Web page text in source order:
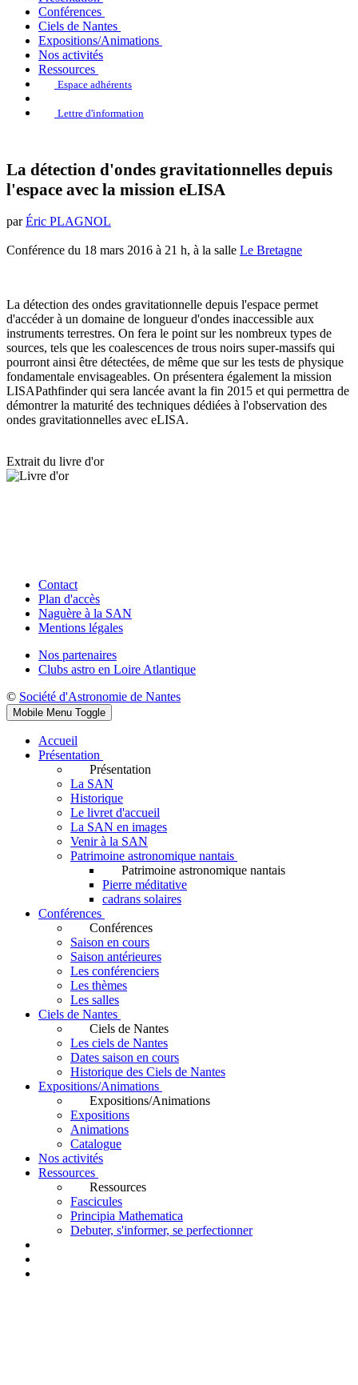
Conférences
Ciels de Nantes
Expositions/Animations
Nos activités
Ressources
Espace adhérents
Lettre d'information
La détection d'ondes gravitationnelles depuis
l'espace avec la mission eLISA
parÉric PLAGNOL
Conférence du 18 mars 2016 à 21 h, à la salle Le Bretagne
La détection des ondes gravitationnelle depuis l'espace permet
d'accéder à un domaine de longueur d'ondes inaccessible aux
instruments terrestres. On fera le point sur les nombreux types de
sources, tels que les coalescences de trous noirs super-massifs qui
pourront ainsi être détectées, de même que sur les tests de physique
fondamentale envisageables. On présentera également la mission
LISAPathfinder qui sera lancée avant la fin 2015 et qui permettra de
démontrer la maturité des techniques dédiées à l'observation des
ondes gravitationnelles avec eLISA.
Extrait du livre d'or
Contact
Plan d'accès
Naguère à la SAN
Mentions légales
Nos partenaires
Clubs astro en Loire Atlantique
© Société d'Astronomie de Nantes
Mobile Menu Toggle
Accueil
Présentation
Présentation
La SAN
Historique
Le livret d'accueil
La SAN en images
Venir à la SAN
Patrimoine astronomique nantais
Patrimoine astronomique nantais
Pierre méditative
cadrans solaires
Conférences
Conférences
Saison en cours
Saison antérieures
Les conférenciers
Les thèmes
Les salles
Ciels de Nantes
Ciels de Nantes
Les ciels de Nantes
Dates saison en cours
Historique des Ciels de Nantes
Expositions/Animations
Expositions/Animations
Expositions
Animations
Catalogue
Nos activités
Ressources
Ressources
Fascicules
Principia Mathematica
Debuter, s'informer, se perfectionner